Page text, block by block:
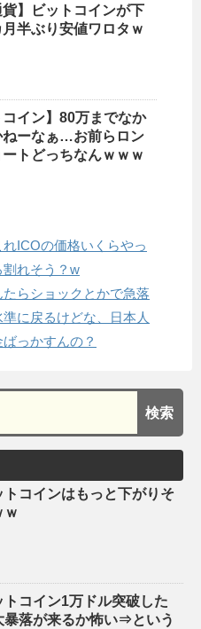
貨】ビットコインが下
半ぶり安値ワロタｗ
コイン】80万までなか
ねーなぁ…お前らロン
トどっちなんｗｗｗ
れICOの価格いくらやっ
れそう？w
たらショックとかで急落
に戻るけどな、日本人
っかすんの？
トコインはもっと下がりそ
ｗ
トコイン1万ドル突破した
暴落が来るか怖い⇒という